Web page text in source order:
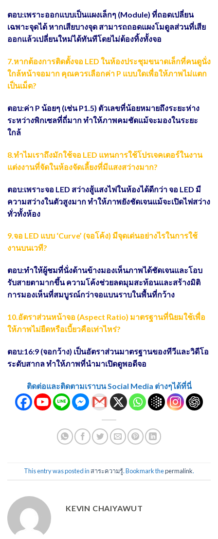
ตอบ:เพราะออกแบบเป็นแผงเล็กๆ (Module) ที่ถอดเปลี่ยน
เฉพาะจุดได้ หากเสียบางจุด สามารถถอดแผงโมดูลส่วนที่เสีย
ออกแล้วเปลี่ยนใหม่ได้ทันทีโดยไม่ต้องทิ้งทั้งจอ
7.หากต้องการติดตั้งจอ LED ในห้องประชุมขนาดเล็กที่คนดูนั่ง
ใกล้หน้าจอมาก คุณควรเลือกค่า P แบบใดเพื่อให้ภาพไม่แตก
เป็นเม็ด?
ตอบ:ค่า P น้อยๆ (เช่น P1.5) ตัวเลขที่น้อยหมายถึงระยะห่าง
ระหว่างพิกเซลที่ถี่มาก ทำให้ภาพคมชัดแม้จะมองในระยะ
ใกล้
8.ทำไมเราถึงมักใช้จอ LED แทนการใช้โปรเจคเตอร์ในงาน
แต่งงานที่จัดในห้องจัดเลี้ยงที่มีแสงสว่างมาก?
ตอบ:เพราะจอ LED สว่างสู้แสงไฟในห้องได้ดีกว่า จอ LED มี
ความสว่างในตัวสูงมาก ทำให้ภาพยังชัดเจนแม้จะเปิดไฟสว่าง
ทั่วทั้งห้อง
9.จอ LED แบบ ‘Curve’ (จอโค้ง) มีจุดเด่นอย่างไรในการใช้
งานบนเวที?
ตอบ:ทำให้ผู้ชมที่นั่งด้านข้างมองเห็นภาพได้ชัดเจนและโอบ
รับสายตามากขึ้น ความโค้งช่วยลดมุมสะท้อนและสร้างมิติ
การมองเห็นที่สมบูรณ์กว่าจอแบนราบในพื้นที่กว้าง
10.อัตราส่วนหน้าจอ (Aspect Ratio) มาตรฐานที่นิยมใช้เพื่อ
ให้ภาพไม่ยืดหรือเบี้ยวคือเท่าไหร่?
ตอบ:16:9 (จอกว้าง) เป็นอัตราส่วนมาตรฐานของทีวีและวิดีโอ
ระดับสากล ทำให้ภาพที่นำมาเปิดดูพอดีจอ
ติดต่อและติดตามเราบน Social Media ต่างๆได้ที่นี่
This entry was posted in สาระความรู้. Bookmark thepermalink.
KEVIN CHAIYAWUT